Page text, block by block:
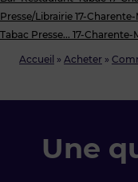
Accueil » Acheter »
Presse/Librairie 17-
Tabac Presse... 17-
Une